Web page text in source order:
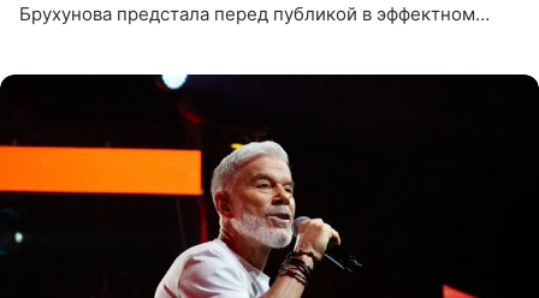
Брухунова предстала перед публикой в эффектном